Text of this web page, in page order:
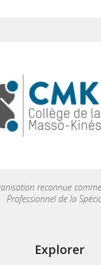
reconnue
Professionnel de la
Explorer